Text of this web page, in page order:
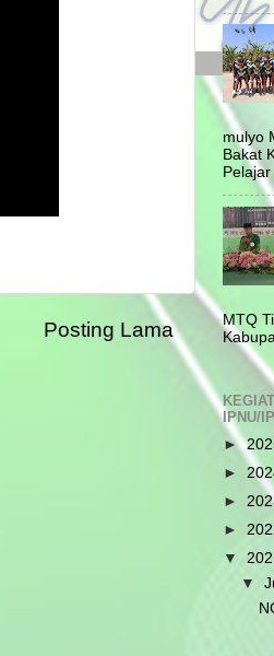
Posting Lama
mulyo
Bakat
Pelajar
MTQ
IPNU/
►
►
►
►
▼
▼